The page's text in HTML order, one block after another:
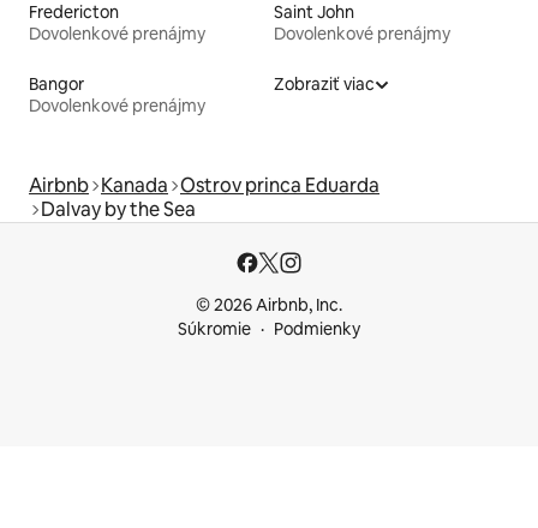
Fredericton
Dovolenkové prenájmy
Saint John
Dovolenkové prenájmy
Bangor
Dovolenkové prenájmy
Zobraziť viac
Airbnb Kanada Ostrov princa Eduarda
Dalvay by the Sea
© 2026 Airbnb, Inc.
Súkromie
Podmienky